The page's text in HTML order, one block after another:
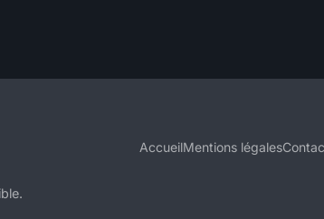
AccueilMentions légales